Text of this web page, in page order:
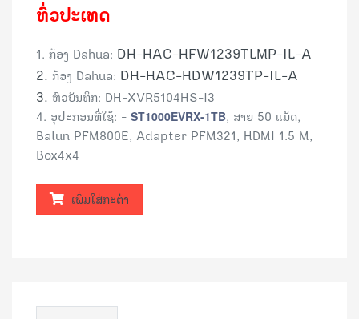
ທົ່ວປະເທດ
1. ກ້ອງ Dahua: DH-HAC-HFW1239TLMP-IL-A
2. ກ້ອງ Dahua: DH-HAC-HDW1239TP-IL-A
3. ຫົວບັນທຶກ: DH-XVR5104HS-I3
4. ອຸປະກອນທີ່ໃຊ້: - ST1000EVRX-1TB, ສາຍ 50 ແມັດ,
Balun PFM800E, Adapter PFM321, HDMI 1.5 M,
Box4x4
ເພີ່ມໃສ່ກະຕ່າ